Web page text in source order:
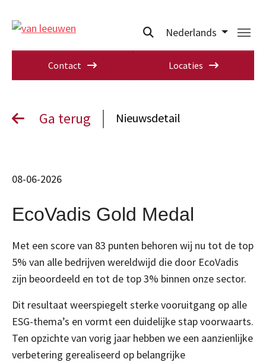
Nederlands
Contact Locaties
Ga terug Nieuwsdetail
08-06-2026
EcoVadis Gold Medal
Met een score van 83 punten behoren wij nu tot de top
5% van alle bedrijven wereldwijd die door EcoVadis
zijn beoordeeld en tot de top 3% binnen onze sector.
Dit resultaat weerspiegelt sterke vooruitgang op alle
ESG-thema’s en vormt een duidelijke stap voorwaarts.
Ten opzichte van vorig jaar hebben we een aanzienlijke
verbetering gerealiseerd op belangrijke